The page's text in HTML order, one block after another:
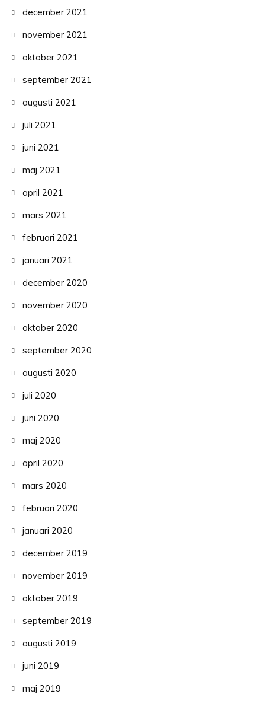
december 2021
november 2021
oktober 2021
september 2021
augusti 2021
juli 2021
juni 2021
maj 2021
april 2021
mars 2021
februari 2021
januari 2021
december 2020
november 2020
oktober 2020
september 2020
augusti 2020
juli 2020
juni 2020
maj 2020
april 2020
mars 2020
februari 2020
januari 2020
december 2019
november 2019
oktober 2019
september 2019
augusti 2019
juni 2019
maj 2019